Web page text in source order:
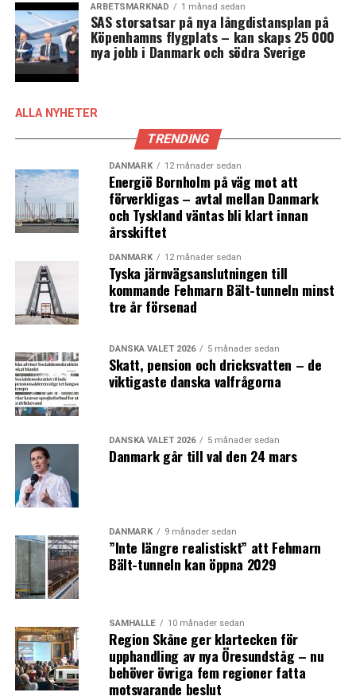
ARBETSMARKNAD 1 månad sedan
SAS storsatsar på nya långdistansplan på
Köpenhamns flygplats – kan skaps 25 000
nya jobb i Danmark och södra Sverige
ALLA NYHETER
TRENDING
DANMARK 12 månader sedan
Energiö Bornholm på väg mot att
förverkligas – avtal mellan Danmark
och Tyskland väntas bli klart innan
årsskiftet
DANMARK 12 månader sedan
Tyska järnvägsanslutningen till
kommande Fehmarn Bält-tunneln minst
tre år försenad
DANSKA VALET 2026 5 månader sedan
Skatt, pension och dricksvatten – de
viktigaste danska valfrågorna
DANSKA VALET 2026 5 månader sedan
Danmark går till val den 24 mars
DANMARK 9 månader sedan
”Inte längre realistiskt” att Fehmarn
Bält-tunneln kan öppna 2029
SAMHÄLLE 10 månader sedan
Region Skåne ger klartecken för
upphandling av nya Öresundståg – nu
behöver övriga fem regioner fatta
motsvarande beslut